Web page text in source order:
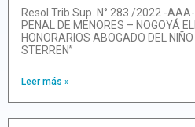
Resol.Trib.Sup. N° 283 /2022 -
PENAL DE MENORES – NOGOYÁ
HONORARIOS ABOGADO DEL
STERREN”
Leer más »